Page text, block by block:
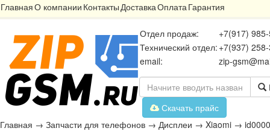
ГлавнаяО компании КонтактыДоставкаОплатаГарантия
Отдел продаж:
+7(917)
Технический отдел: +7(937)
email:
zip-
Скачать прайс
Главная → Запчасти для телефонов → Дисплеи → Xiaomi →